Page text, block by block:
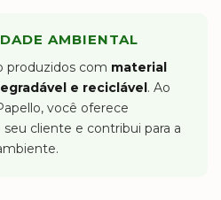
AMBIENTAL
produzidos com material
e reciclável. Ao
você oferece
cliente e contribui para a